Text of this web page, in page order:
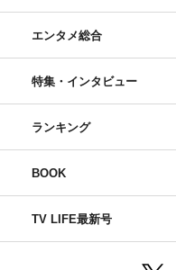
エンタメ総合
特集・インタビュー
ランキング
BOOK
TV LIFE最新号